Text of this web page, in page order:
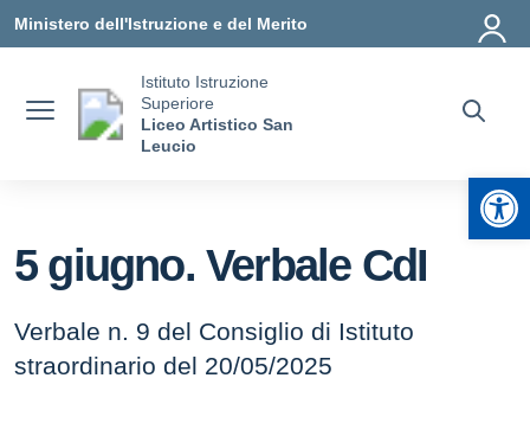
Ministero dell'Istruzione e del Merito
Istituto Istruzione
Superiore
Liceo Artistico San
Leucio
5 giugno. Verbale CdI
Verbale n. 9 del Consiglio di Istituto
straordinario del 20/05/2025